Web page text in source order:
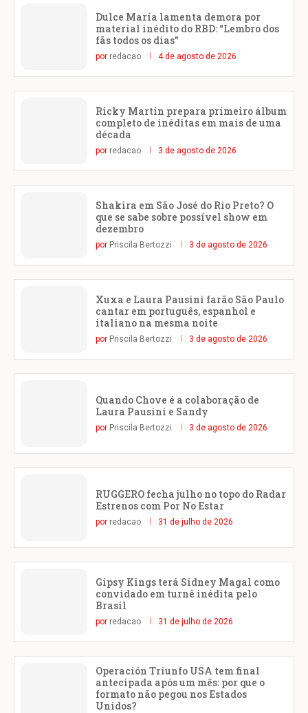
Dulce María lamenta demora por
material inédito do RBD: “Lembro dos
fãs todos os dias”
por redacao 4 de agosto de 2026
Ricky Martin prepara primeiro álbum
completo de inéditas em mais de uma
década
por redacao 3 de agosto de 2026
Shakira em São José do Rio Preto? O
que se sabe sobre possível show em
dezembro
por Priscila Bertozzi 3 de agosto de 2026
Xuxa e Laura Pausini farão São Paulo
cantar em português, espanhol e
italiano na mesma noite
por Priscila Bertozzi 3 de agosto de 2026
Quando Chove é a colaboração de
Laura Pausini e Sandy
por Priscila Bertozzi 3 de agosto de 2026
RUGGERO fecha julho no topo do Radar
Estrenos com Por No Estar
por redacao 31 de julho de 2026
Gipsy Kings terá Sidney Magal como
convidado em turnê inédita pelo
Brasil
por redacao 31 de julho de 2026
Operación Triunfo USA tem final
antecipada após um mês: por que o
formato não pegou nos Estados
Unidos?